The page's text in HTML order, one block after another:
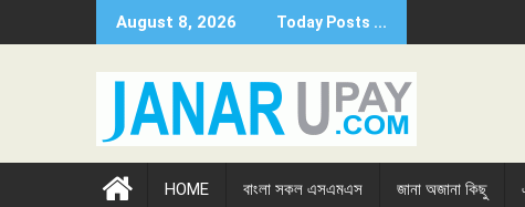
to
August 8, 2026 Today Posts ...
HOME বাংলা সকল এসএমএস জানা অজানা কিছু